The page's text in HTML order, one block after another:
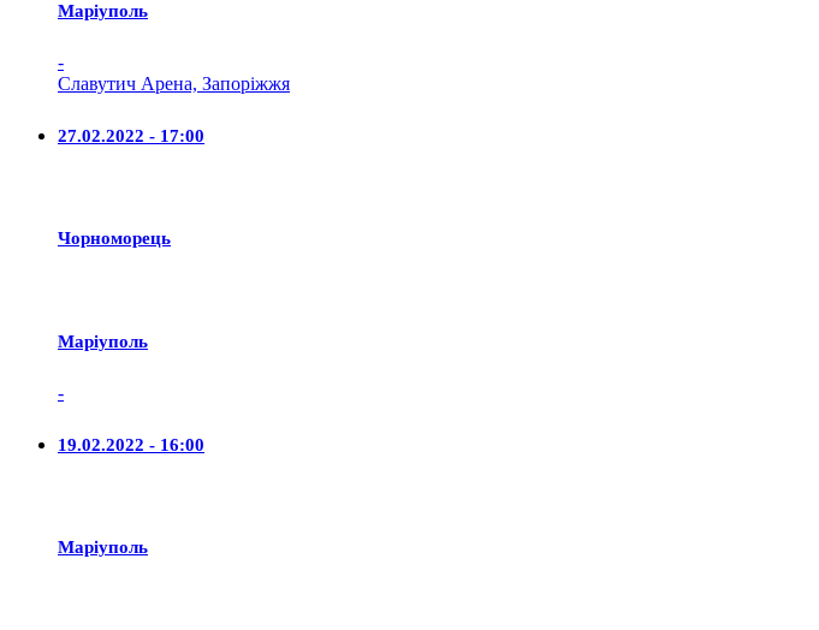
Маріуполь
-
Славутич Арена, Запоріжжя
27.02.2022 - 17:00
Чорноморець
Маріуполь
-
19.02.2022 - 16:00
Маріуполь